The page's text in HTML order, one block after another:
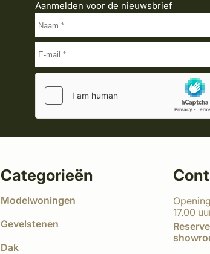
Aanmelden voor de nieuwsbrief
Categorieën
Modelwoningen
Gevelstenen
Dak
17.00